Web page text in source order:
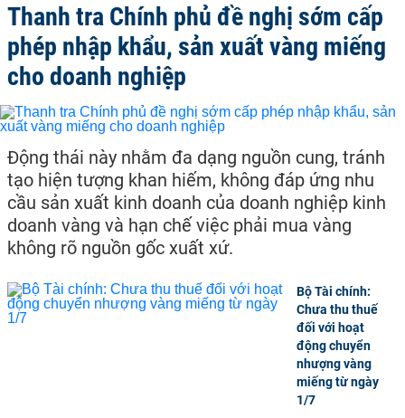
Thanh tra Chính phủ đề nghị sớm cấp
phép nhập khẩu, sản xuất vàng miếng
cho doanh nghiệp
Động thái này nhằm đa dạng nguồn cung, tránh
tạo hiện tượng khan hiếm, không đáp ứng nhu
cầu sản xuất kinh doanh của doanh nghiệp kinh
doanh vàng và hạn chế việc phải mua vàng
không rõ nguồn gốc xuất xứ.
Bộ Tài chính:
Chưa thu thuế
đối với hoạt
động chuyển
nhượng vàng
miếng từ ngày
1/7